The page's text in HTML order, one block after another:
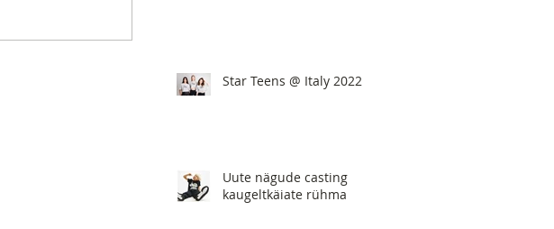
Star Teens @ Italy 2022
Uute nägude casting
kaugeltkäiate rühma